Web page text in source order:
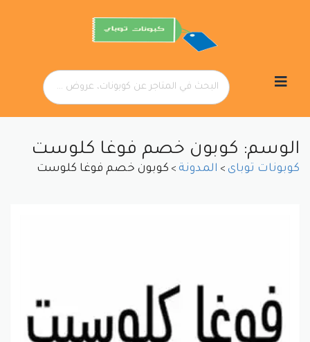
إلى
الوسم: كوبون خصم فوغا كلوست
كوبونات توباى > المدونة > كوبون خصم فوغا كلوست